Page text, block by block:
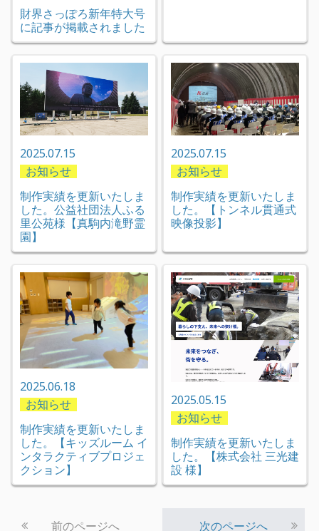
財界さっぽろ新年特大号
に記事が掲載されました
2025.07.15
お知らせ
制作実績を更新いたしま
した。公益社団法人ふる
里公苑様【真駒内滝野霊
園】
2025.07.15
お知らせ
制作実績を更新いたしま
した。【トンネル貫通式
映像投影】
2025.06.18
お知らせ
制作実績を更新いたしま
した。【キッズルーム イ
ンタラクティブプロジェ
クション】
2025.05.15
お知らせ
制作実績を更新いたしま
した。【株式会社 三光建
設 様】
前のページへ 次のページへ